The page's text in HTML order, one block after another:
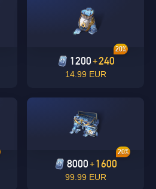
1200+240
20%
14.99 EUR
8000+1600
20%
99.99 EUR